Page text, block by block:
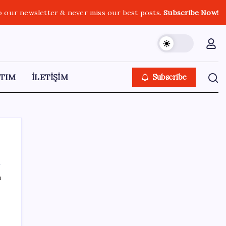
our newsletter & never miss our best posts.Subscribe Now!
İLETİŞİM Subscribe